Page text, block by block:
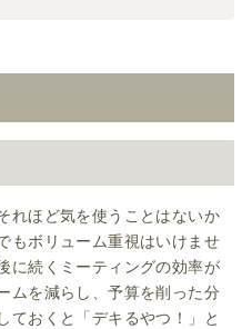
れほど気を使うことはないか
もボリューム重視はいけませ
に続くミーティングの効率が
ムを減らし、予算を削った分
ておくと「デキるやつ！」と